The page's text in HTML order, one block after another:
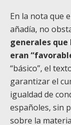
En la nota que
añadía, no
generales
eran
“básico”, el
garantizar el
igualdad de
españoles, sin
sobre la